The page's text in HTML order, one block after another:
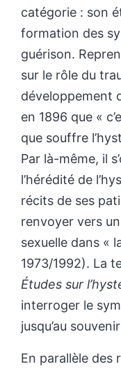
catégorie : son
formation des
guérison.
sur le rôle du
développement
en 1896 que «
que souffre
Par là-même, il
l’hérédité de
récits de ses
renvoyer vers
sexuelle dans «
1973/1992). La
Études sur
interroger le
jusqu’au
En parallèle des